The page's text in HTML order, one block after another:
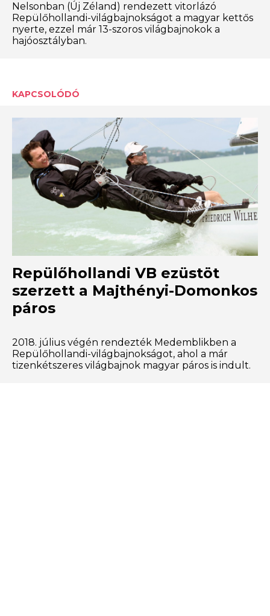
Nelsonban (Új Zéland) rendezett vitorlázó
Repülőhollandi-világbajnokságot a magyar kettős
nyerte, ezzel már 13-szoros világbajnokok a
hajóosztályban.
KAPCSOLÓDÓ
Repülőhollandi VB ezüstöt
szerzett a Majthényi-Domonkos
páros
2018. július végén rendezték Medemblikben a
Repülőhollandi-világbajnokságot, ahol a már
tizenkétszeres világbajnok magyar páros is indult.